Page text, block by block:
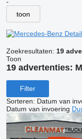
toon
Zoekresultaten: 19
Toon
19 advertenties:
Filter
Sorteren: Datum van
Datum van invoering